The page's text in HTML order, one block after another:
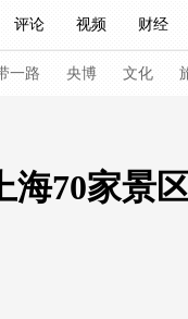
评论 视频 财经
领导人 央视快评 习
单 听音 微视频
Монгол
一路 央博 文化
海70家景